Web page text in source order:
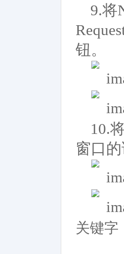
9.将
钮。
10.
窗口
关键字